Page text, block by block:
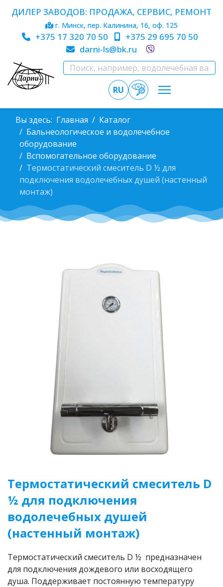
ДИЛЕР ЗАВОДОВ: ПРОДАЖА, СЕРВИС, РЕМОНТ
г. Минск, пер. Калинина, 16, оф. 125
+375 17 320 70 50
+375 29 695 70 50
darni-ls@bk.ru
RU
Вы здесь: Главная
Каталог
Бальнеологическое и водолечебное
оборудование
Вспомогательное оборудование
Термостатический смеситель D ½ для
подключения водолечебных душей (настенный
монтаж)
Термостатический смеситель D
½ для подключения
водолечебных душей
(настенный монтаж)
Термостатический смеситель D ½ предназначен
для подключения дождевого или восходящего
душа. Поддерживает постоянную температуру